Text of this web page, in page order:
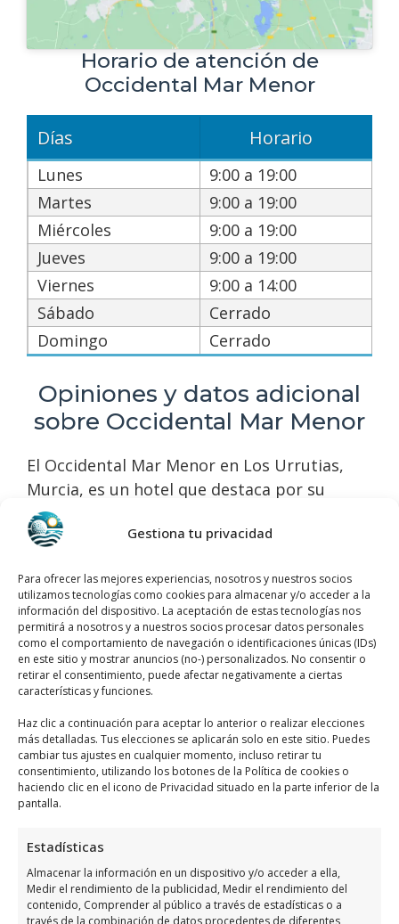
Gestiona tu privacidad
Para ofrecer las mejores experiencias, nosotros y nuestros socios
utilizamos tecnologías como cookies para almacenar y/o acceder a la
información del dispositivo. La aceptación de estas tecnologías nos
permitirá a nosotros y a nuestros socios procesar datos personales
como el comportamiento de navegación o identificaciones únicas (IDs)
en este sitio y mostrar anuncios (no-) personalizados. No consentir o
retirar el consentimiento, puede afectar negativamente a ciertas
características y funciones.
Haz clic a continuación para aceptar lo anterior o realizar elecciones
más detalladas. Tus elecciones se aplicarán solo en este sitio. Puedes
cambiar tus ajustes en cualquier momento, incluso retirar tu
consentimiento, utilizando los botones de la Política de cookies o
haciendo clic en el icono de Privacidad situado en la parte inferior de la
pantalla.
Estadísticas
Almacenar la información en un dispositivo y/o acceder a ella,
Medir el rendimiento de la publicidad, Medir el rendimiento del
contenido, Comprender al público a través de estadísticas o a
través de la combinación de datos procedentes de diferentes
Horario de atención de
Occidental Mar Menor
Días Horario
Lunes
9:00 a 19:00
Martes
9:00 a 19:00
Miércoles
9:00 a 19:00
Jueves
9:00 a 19:00
Viernes
9:00 a 14:00
Sábado
Cerrado
Domingo
Cerrado
Opiniones y datos adicional
sobre Occidental Mar Menor
El Occidental Mar Menor en Los Urrutias,
Murcia, es un hotel que destaca por su
excelente servicio y comodidades. Con una
valoración de 4,0 basada en 286 reseñas, es
estancia. Como profesional del área de
hoteles, puedo afirmar que este
establecimiento cumple con los estándares
de calidad y satisfacción de los clientes. ¡Una
excelente opción para disfrutar de unas
Occidental Mar Menor es uno de los mejores
especialistas en hoteles en la ciudad de
Orihuela Costa. Con una amplia gama de
destaca por su calidad y excelencia en el
sector hotelero. Si buscas una experiencia
única y memorable, no dudes en contactar